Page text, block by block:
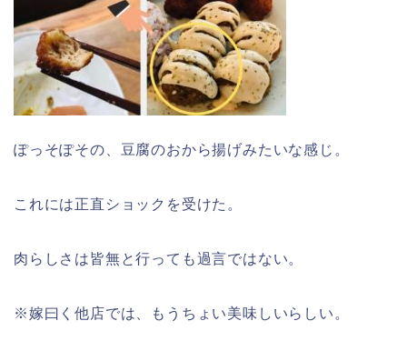
ぽっそぽその、豆腐のおから揚げみたいな感じ。
これには正直ショックを受けた。
肉らしさは皆無と行っても過言ではない。
※嫁曰く他店では、もうちょい美味しいらしい。